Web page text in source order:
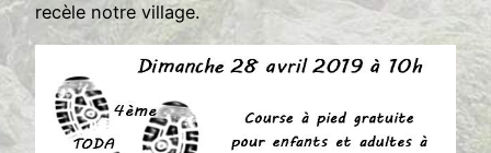
recèle notre village.